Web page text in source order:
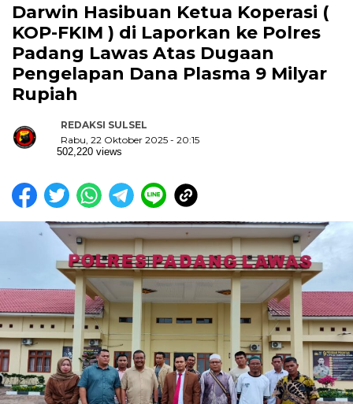
Darwin Hasibuan Ketua Koperasi (
KOP-FKIM ) di Laporkan ke Polres
Padang Lawas Atas Dugaan
Pengelapan Dana Plasma 9 Milyar
Rupiah
REDAKSI SULSEL
Rabu, 22 Oktober 2025 - 20:15
502,220 views